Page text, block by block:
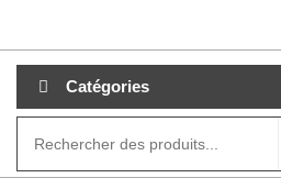
au
contenuCatégories